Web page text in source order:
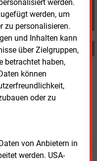
werden.
werden, um
zu personalisieren.
und Inhalten kann
über Zielgruppen,
betrachtet haben,
können
oder zu
von Anbietern in
werden. USA-
Donnerstag, 23.04.2026, 12:16
Lösungen aus der
für Energieversorger,
Tools und
Montag, 12.05.2025, 17:11